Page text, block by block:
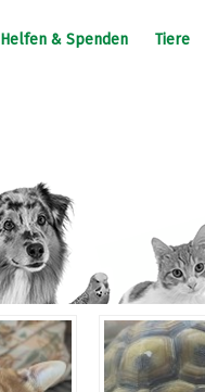
Helfen & Spenden Tiere